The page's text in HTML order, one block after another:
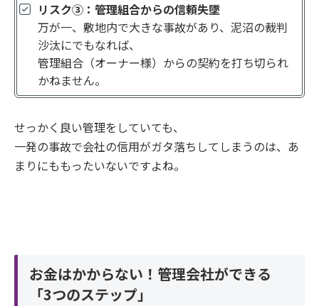
リスク③：管理組合からの信頼失墜
万が一、敷地内で大きな事故があり、泥沼の裁判
沙汰にでもなれば、
管理組合（オーナー様）からの契約を打ち切られ
かねません。
せっかく良い管理をしていても、
一発の事故で会社の信用がガタ落ちしてしまうのは、あ
まりにももったいないですよね。
お金はかからない！管理会社ができる
「3つのステップ」